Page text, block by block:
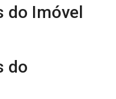
do Imóvel
do